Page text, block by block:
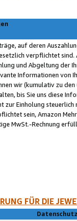
auf deren
verpflichtet
und Abgeltung der
Informationen von
wir (kumulativ zu
bis Sie uns diese
zur Einholung
sein, Amazon
MwSt.-Rechnung
FÜR DIE